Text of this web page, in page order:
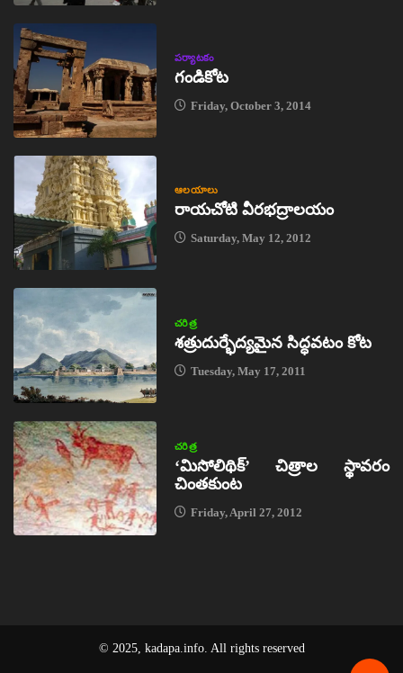
పర్యాటకం
గండికోట
Friday, October 3, 2014
ఆలయాలు
రాయచోటి వీరభద్రాలయం
Saturday, May 12, 2012
చరిత్ర
శత్రుదుర్భేద్యమైన సిద్ధవటం కోట
Tuesday, May 17, 2011
చరిత్ర
‘మిసోలిథిక్‌’ చిత్రాల స్థావరం
చింతకుంట
Friday, April 27, 2012
© 2025, kadapa.info. All rights reserved